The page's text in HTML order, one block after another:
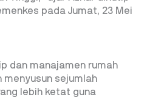
pada Jumat, 23 Mei
dan manajamen rumah
sejumlah
lebih ketat guna